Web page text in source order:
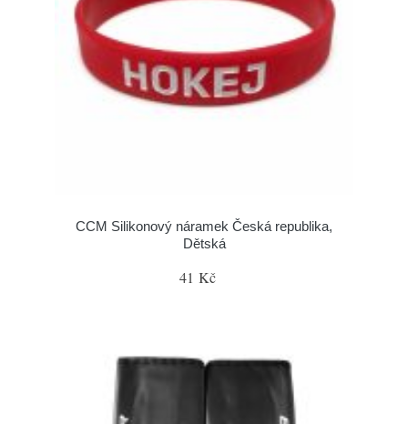
CCM Silikonový náramek Česká republika,
Dětská
41 Kč